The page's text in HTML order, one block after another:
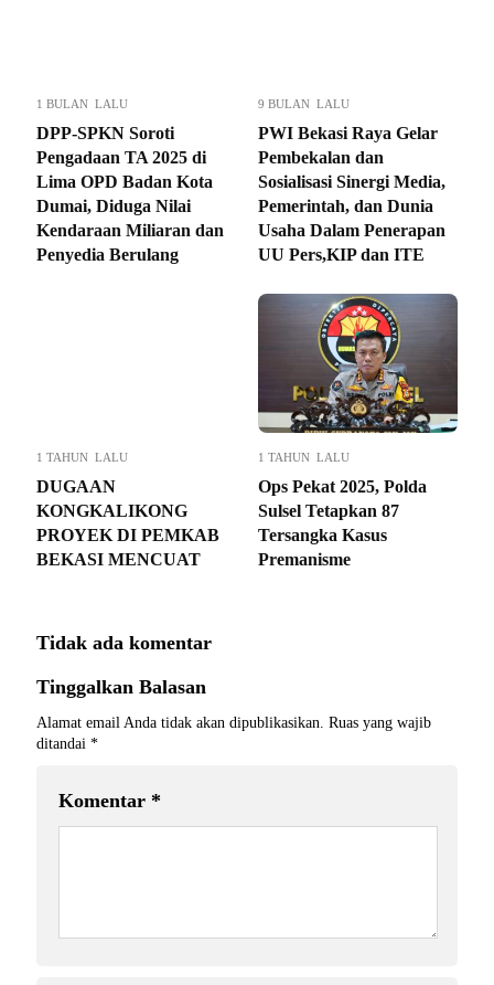
1 BULAN LALU
DPP-SPKN Soroti
Pengadaan TA 2025 di
Lima OPD Badan Kota
Dumai, Diduga Nilai
Kendaraan Miliaran dan
Penyedia Berulang
9 BULAN LALU
PWI Bekasi Raya Gelar
Pembekalan dan
Sosialisasi Sinergi Media,
Pemerintah, dan Dunia
Usaha Dalam Penerapan
UU Pers,KIP dan ITE
1 TAHUN LALU
DUGAAN
KONGKALIKONG
PROYEK DI PEMKAB
BEKASI MENCUAT
1 TAHUN LALU
Ops Pekat 2025, Polda
Sulsel Tetapkan 87
Tersangka Kasus
Premanisme
Tidak ada komentar
Tinggalkan Balasan
Alamat email Anda tidak akan dipublikasikan. Ruas yang wajib
ditandai *
Komentar *